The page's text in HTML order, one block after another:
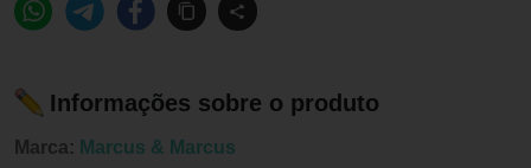
Informações sobre o produto
Marca: Marcus & Marcus